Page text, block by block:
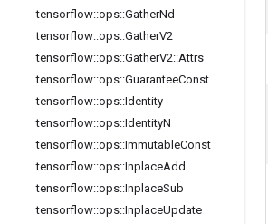
tensorflow::ops::GatherNd
tensorflow::ops::GatherV2
tensorflow::ops::GatherV2::Attrs
tensorflow::ops::GuaranteeConst
tensorflow::ops::Identity
tensorflow::ops::IdentityN
tensorflow::ops::ImmutableConst
tensorflow::ops::InplaceAdd
tensorflow::ops::InplaceSub
tensorflow::ops::InplaceUpdate